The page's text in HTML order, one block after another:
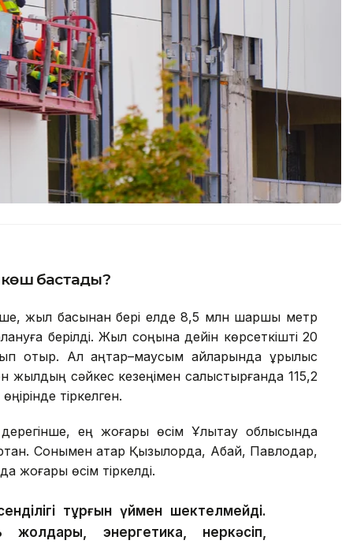
көш бастады?
жыл басынан бері елде 8,5 млн шаршы метр
берілді. Жыл соңына дейін көрсеткішті 20
отыр. Ал қаңтар–маусым айларында құрылыс
жылдың сәйкес кезеңімен салыстырғанда 115,2
тіркелген.
дерегінше, ең жоғары өсім Ұлытау облысында
Сонымен қатар Қызылорда, Абай, Павлодар,
жоғары өсім тіркелді.
тұрғын үймен шектелмейді.
энергетика, өнеркәсіп,